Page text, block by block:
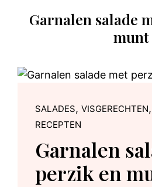
Garnalen salade
munt
SALADES, VISGERECHTEN,
RECEPTEN
Garnalen
perzik en